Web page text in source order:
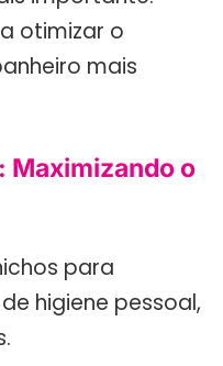
otimizar o
mais
Maximizando o
para
higiene pessoal,